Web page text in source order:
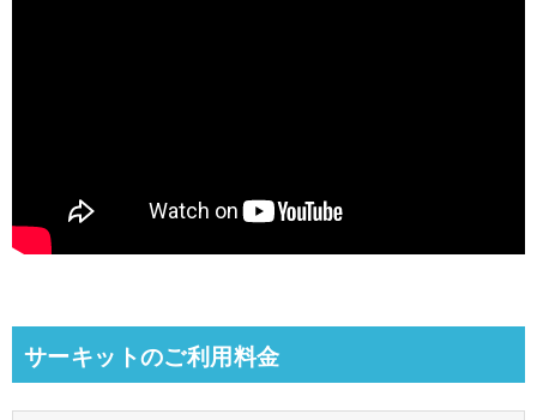
サーキットのご利用料金